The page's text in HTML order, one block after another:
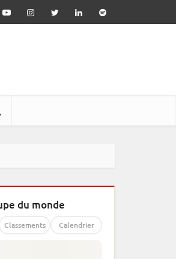
du monde
Classements Calendrier